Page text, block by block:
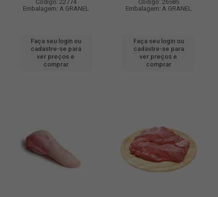
Código: 22774
Embalagem: A GRANEL
Faça seu login ou
cadastre-se para
ver preços e
comprar
Código: 26585
Embalagem: A GRANEL
Faça seu login ou
cadastre-se para
ver preços e
comprar